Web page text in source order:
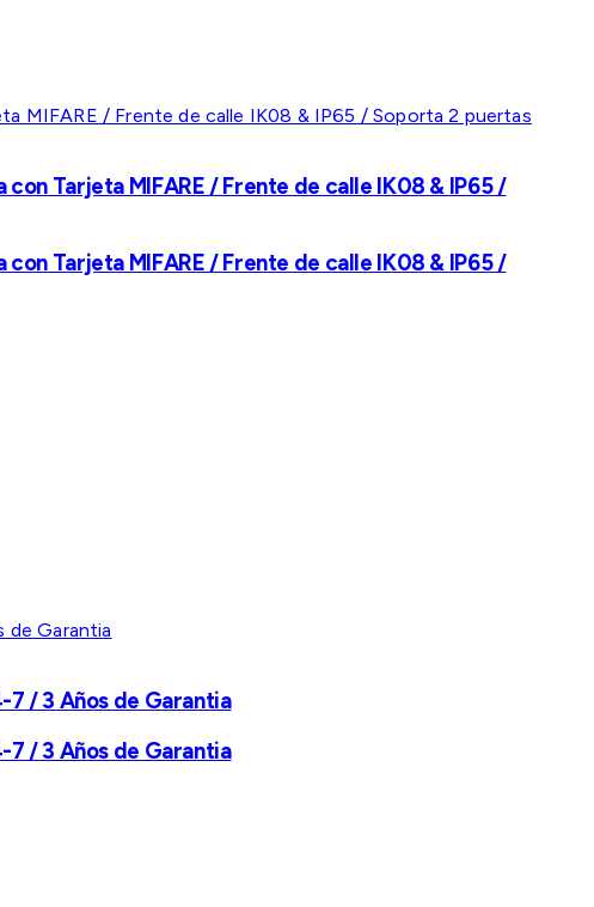
Tarjeta MIFARE / Frente de calle IK08 & IP65 /
Tarjeta MIFARE / Frente de calle IK08 & IP65 /
/ 3 Años de Garantia
/ 3 Años de Garantia